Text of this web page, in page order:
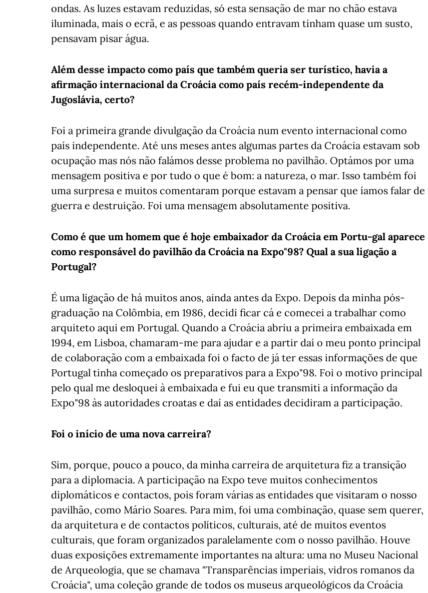
ondas. As luzes estavam reduzidas, só esta sensação de mar no chão estava
iluminada, mais o ecrã, e as pessoas quando entravam tinham quase um susto,
pensavam pisar água.
Além desse impacto como país que também queria ser turístico, havia a
afirmação internacional da Croácia como país recém-independente da
Jugoslávia, certo?
Foi a primeira grande divulgação da Croácia num evento internacional como
país independente. Até uns meses antes algumas partes da Croácia estavam sob
ocupação mas nós não falámos desse problema no pavilhão. Optámos por uma
mensagem positiva e por tudo o que é bom: a natureza, o mar. Isso também foi
uma surpresa e muitos comentaram porque estavam a pensar que íamos falar de
guerra e destruição. Foi uma mensagem absolutamente positiva.
Como é que um homem que é hoje embaixador da Croácia em Portu-gal aparece
como responsável do pavilhão da Croácia na Expo"98? Qual a sua ligação a
Portugal?
É uma ligação de há muitos anos, ainda antes da Expo. Depois da minha pós-
graduação na Colômbia, em 1986, decidi ficar cá e comecei a trabalhar como
arquiteto aqui em Portugal. Quando a Croácia abriu a primeira embaixada em
1994, em Lisboa, chamaram-me para ajudar e a partir daí o meu ponto principal
de colaboração com a embaixada foi o facto de já ter essas informações de que
Portugal tinha começado os preparativos para a Expo"98. Foi o motivo principal
pelo qual me desloquei à embaixada e fui eu que transmiti a informação da
Expo"98 às autoridades croatas e daí as entidades decidiram a participação.
Foi o início de uma nova carreira?
Sim, porque, pouco a pouco, da minha carreira de arquitetura fiz a transição
para a diplomacia. A participação na Expo teve muitos conhecimentos
diplomáticos e contactos, pois foram várias as entidades que visitaram o nosso
pavilhão, como Mário Soares. Para mim, foi uma combinação, quase sem querer,
da arquitetura e de contactos políticos, culturais, até de muitos eventos
culturais, que foram organizados paralelamente com o nosso pavilhão. Houve
duas exposições extremamente importantes na altura: uma no Museu Nacional
de Arqueologia, que se chamava "Transparências imperiais, vidros romanos da
Croácia", uma coleção grande de todos os museus arqueológicos da Croácia